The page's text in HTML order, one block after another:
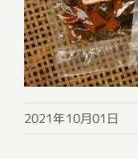
2021年10月01日